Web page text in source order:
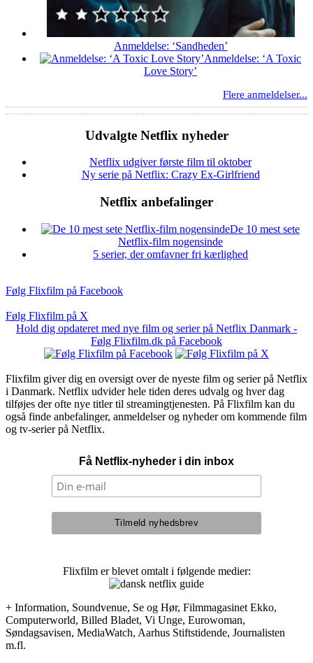
Anmeldelse: ‘Sandheden’
Anmeldelse: ‘A Toxic
Love Story’
Flere anmeldelser...
Udvalgte Netflix nyheder
Netflix udgiver første film til oktober
Ny serie på Netflix: Crazy Ex-Girlfriend
Netflix anbefalinger
De 10 mest sete
Netflix-film nogensinde
5 serier, der omfavner fri kærlighed
Følg Flixfilm på Facebook
Følg Flixfilm på X
Hold dig opdateret med nye film og serier på Netflix Danmark -
Følg Flixfilm.dk på Facebook
Flixfilm giver dig en oversigt over de nyeste film og serier på Netflix
i Danmark. Netflix udvider hele tiden deres udvalg og hver dag
tilføjes der ofte nye titler til streamingtjenesten. På Flixfilm kan du
også finde anbefalinger, anmeldelser og nyheder om kommende film
og tv-serier på Netflix.
Få Netflix-nyheder i din inbox
Flixfilm er blevet omtalt i følgende medier:
+ Information, Soundvenue, Se og Hør, Filmmagasinet Ekko,
Computerworld, Billed Bladet, Vi Unge, Eurowoman,
Søndagsavisen, MediaWatch, Aarhus Stiftstidende, Journalisten
m.fl.